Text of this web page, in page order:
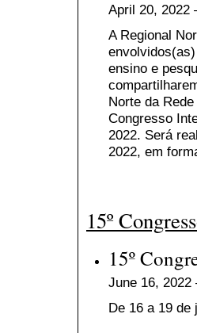
April 20, 2022
A Regional
ensino e
Norte da
Congresso
2022. Será
2022, em
15º
15º
June 16, 2022
De 16 a 19 de